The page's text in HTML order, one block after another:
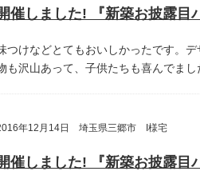
つけなどとてもおいしかったです。
も沢山あって、子供たちも喜んでま
年12月14日 埼玉県三郷市 I様宅